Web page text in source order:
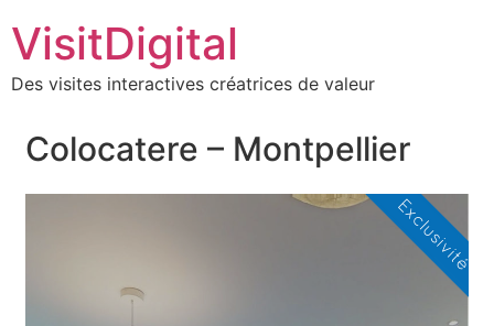
VisitDigital
Des visites interactives créatrices de valeur
Colocatere – Montpellier